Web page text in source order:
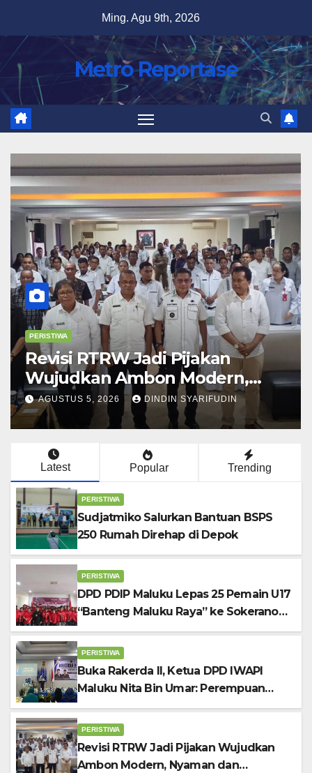
content
Ming. Agu 9th, 2026
Metro Reportase
PERISTIWA
Revisi RTRW Jadi Pijakan
Wujudkan Ambon Modern,
Nyaman dan Berkelanjutan,
Kata Wali Kota Bodewin
AGUSTUS 5, 2026 DINDIN SYARIFUDIN
Latest Popular Trending
PERISTIWA
Sudjatmiko Salurkan Bantuan BSPS
250 Rumah Direhap di Depok
PERISTIWA
DPD PDIP Maluku Lepas 25 Pemain U17
“Banteng Maluku Raya” ke Sokerano
Cup di Jawa Timur
PERISTIWA
Buka Rakerda II, Ketua DPD IWAPI
Maluku Nita Bin Umar: Perempuan
Pengusaha Pilar Penggerak UMKM
PERISTIWA
Revisi RTRW Jadi Pijakan Wujudkan
Ambon Modern, Nyaman dan